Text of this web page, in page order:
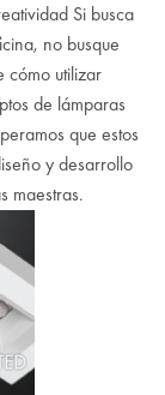
Si busca
no busque
cómo utilizar
de lámparas
que estos
y desarrollo
maestras.